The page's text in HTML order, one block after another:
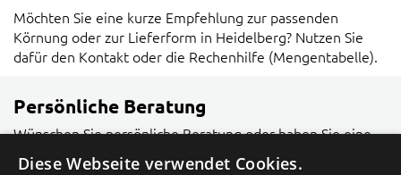
Möchten Sie eine kurze Empfehlung zur passenden
Körnung oder zur Lieferform in Heidelberg? Nutzen Sie
dafür den Kontakt oder die Rechenhilfe (Mengentabelle).
Persönliche Beratung
Wünschen Sie persönliche Beratung oder haben Sie eine
Frage über unsere Produkte?
Diese Webseite verwendet Cookies.